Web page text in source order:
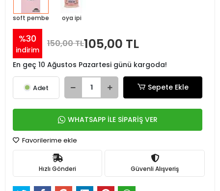
soft pembe oya ipi
%30
indirim
150,00 TL105,00 TL
En geç 10 Ağustos Pazartesi günü kargoda!
Adet Sepete Ekle
WHATSAPP İLE SİPARİŞ VER
Favorilerime ekle
Hızlı Gönderi Güvenli Alışveriş